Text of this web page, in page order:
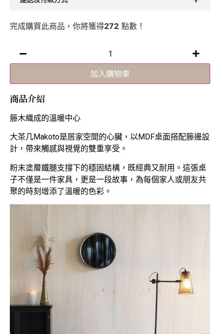
完成購買此商品，你將獲得272 點數！
加入購物車
商品介紹
籐木織成的溫暖中心
大茶几Makoto是居家空間的心臟，以MDF桌面搭配籐邊設
計，帶來觸感與視覺的雙重享受。
粉末塗層鐵腿支撐下的穩固結構，既經典又耐用。這張桌
子不僅是一件家具，更是一段故事，為每個家人或朋友共
聚的時刻增添了溫暖的色彩。